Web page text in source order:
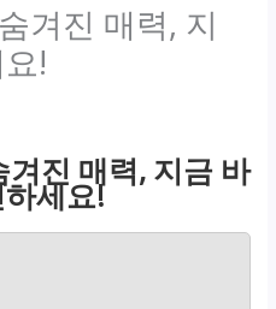
겨진 매력, 지
!
진 매력, 지금 바
세요!